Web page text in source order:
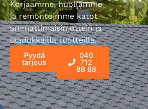
Korjaamme, huollamme
ja remontoimme katot
ammattimaisin ottein ja
laadukkailla tuotteilla.
Pyydä
tarjous
040
712
88 88